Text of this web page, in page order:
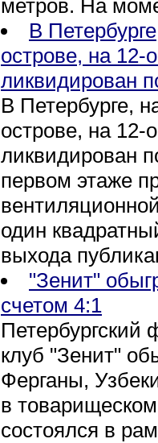
метров. На
В
острове, на 12-
ликвидирован
В Петербурге,
острове, на 12-
ликвидирован
первом этаже
один
выхода
"Зенит"
счетом 4:1
Петербургский
клуб "Зенит"
Ферганы,
в
состоялся в